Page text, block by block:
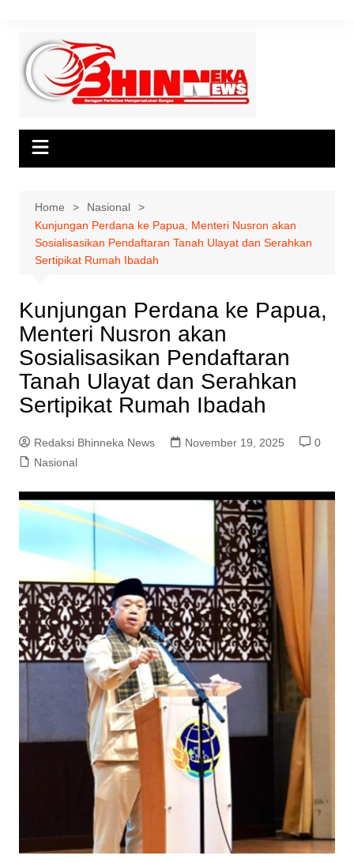
content
Home
Nasional
Kunjungan Perdana ke Papua, Menteri Nusron akan
Sosialisasikan Pendaftaran Tanah Ulayat dan Serahkan
Sertipikat Rumah Ibadah
Kunjungan Perdana ke Papua,
Menteri Nusron akan
Sosialisasikan Pendaftaran
Tanah Ulayat dan Serahkan
Sertipikat Rumah Ibadah
Redaksi Bhinneka News November 19, 2025
0
Nasional